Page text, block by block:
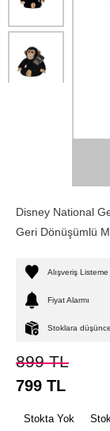
Disney National
Geri Dönüşümlü
Alışveriş Listeme
Fiyat Alarmı
Stoklara
899TL
799 TL
Stokta Yok